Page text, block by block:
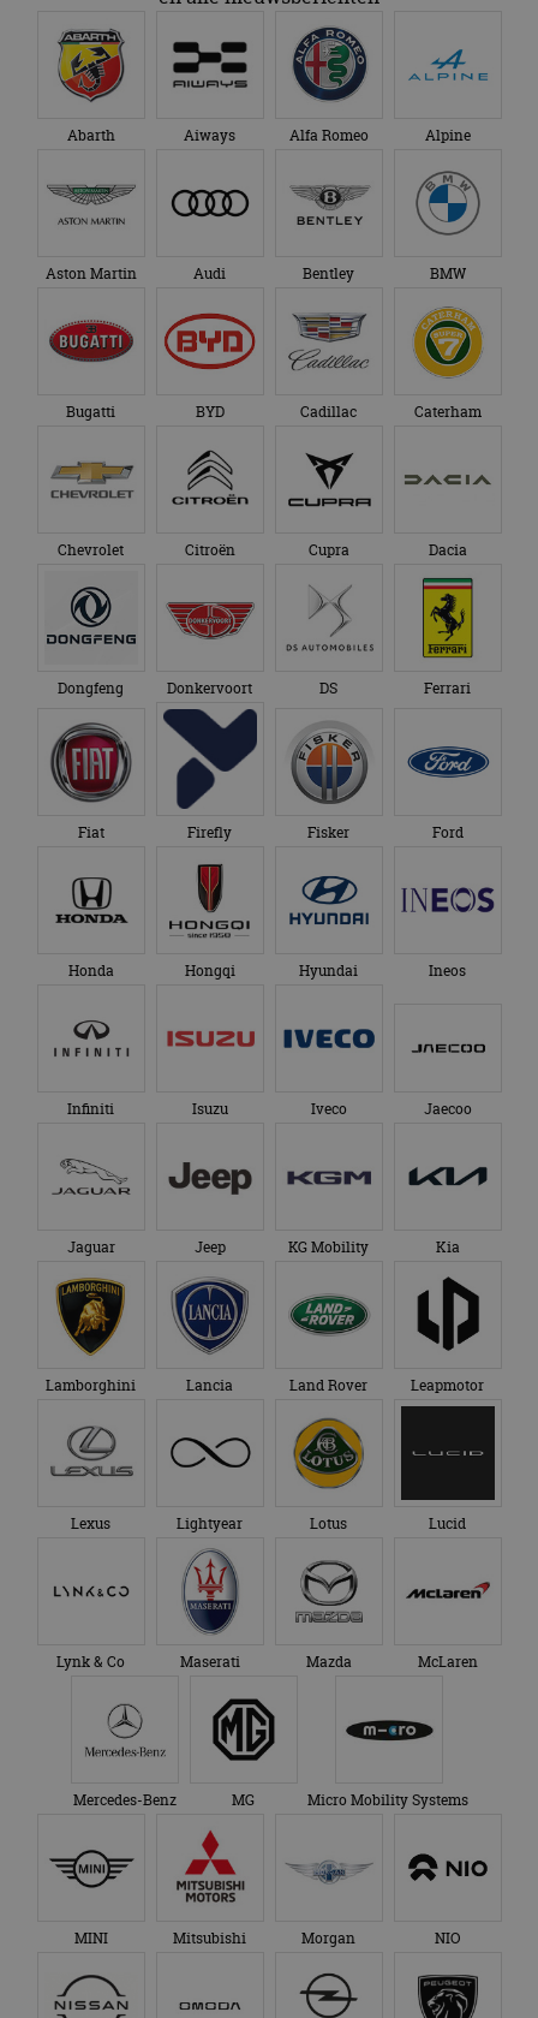
Abarth Aiways Alfa Romeo Alpine
Aston Martin Audi Bentley BMW
Bugatti BYD Cadillac Caterham
Chevrolet Citroën Cupra Dacia
Dongfeng Donkervoort DS Ferrari
Fiat Firefly Fisker Ford
Honda Hongqi Hyundai Ineos
Infiniti Isuzu Iveco Jaecoo
Jaguar Jeep KG Mobility Kia
Lamborghini Lancia Land Rover Leapmotor
Lexus Lightyear Lotus Lucid
Lynk & Co Maserati Mazda McLaren
Mercedes-Benz MG Micro Mobility Systems
MINI Mitsubishi Morgan NIO